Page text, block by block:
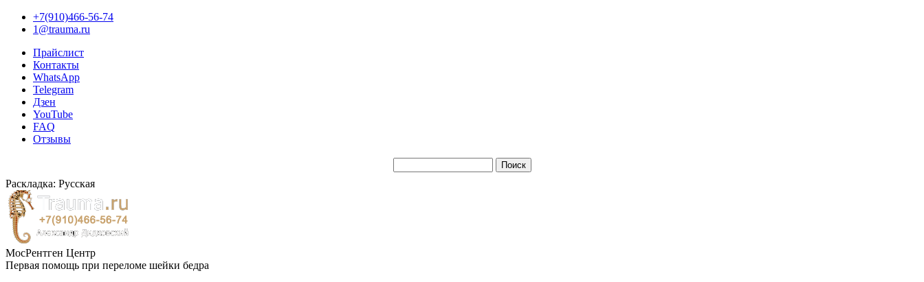
+7(910)466-56-74
1@trauma.ru
Прайслист
Контакты
WhatsApp
Telegram
Дзен
YouTube
FAQ
Отзывы
Раскладка: Русская
МосРентген Центр
Первая помощь при переломе шейки бедра